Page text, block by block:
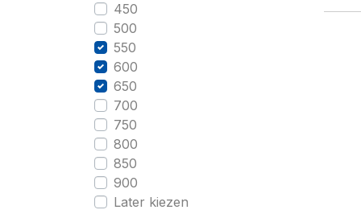
450
500
550
600
650
700
750
800
850
900
Later kiezen